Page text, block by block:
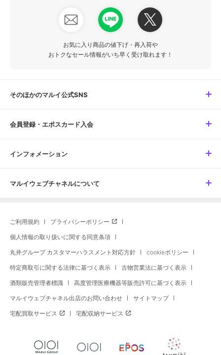
お気に入り商品の値下げ・再入荷や
おトクなセール情報がいち早く受け取れます！
そのほかのマルイ公式SNS
会員登録・エポスカード入会
インフォメーション
マルイウェブチャネルについて
ご利用規約 プライバシーポリシー
個人情報の取り扱いに関する同意条項
丸井グループ カスタマーハラスメント対応方針 cookieポリシー
特定商取引に関する法律に基づく表示 古物営業法に基づく表示
酒類販売管理者標識 高度管理医療機器等販売許可に基づく表示
マルイウェブチャネル出店のお問い合わせ サイトマップ
宅配買取サービス 宅配収納サービス